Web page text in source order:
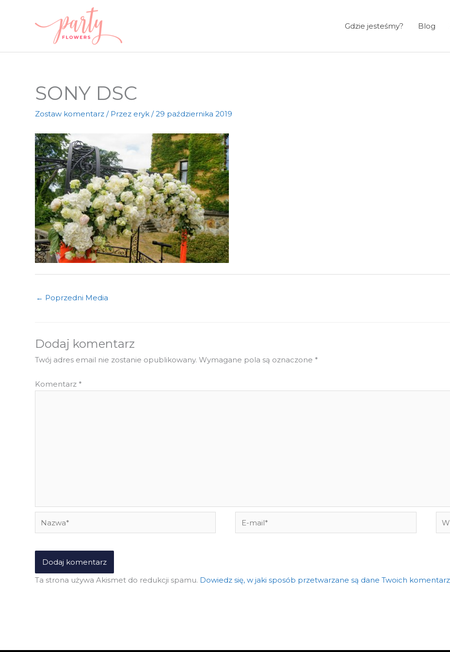
Gdzie jesteśmy? Blog
SONY DSC
Zostaw komentarz / Przez eryk /29 października 2019
← Poprzedni Media
Dodaj komentarz
Twój adres email nie zostanie opublikowany. Wymagane pola są oznaczone *
Komentarz *
Nazwa*
E-
mail*
Ta strona używa Akismet do redukcji spamu. Dowiedz się, w jaki sposób przetwarzane są dane Twoich